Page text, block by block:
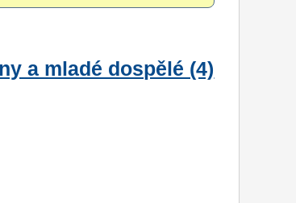
a mladé dospělé (4)